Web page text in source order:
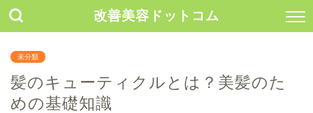
改善美容ドットコム
未分類
髪のキューティクルとは？美髪のた
めの基礎知識